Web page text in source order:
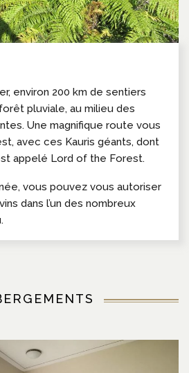
environ 200 km de sentiers
pluviale, au milieu des
Une magnifique route vous
avec ces Kauris géants, dont
appelé Lord of the Forest.
vous pouvez vous autoriser
dans l’un des nombreux